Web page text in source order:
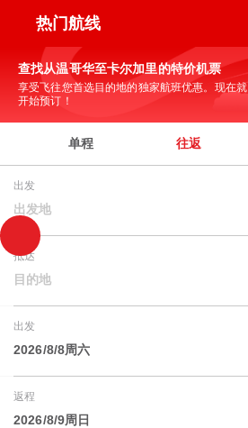
热门航线
查找从温哥华至卡尔加里的特价机票
享受飞往您首选目的地的独家航班优惠。现在就
开始预订！
单程 往返
出发
出发地
抵达
目的地
出发
2026/8/8周六
返程
2026/8/9周日